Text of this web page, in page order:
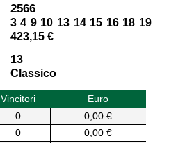
2566
3 4 9 10 13 14 15 16 18 19
423,15 €
13
Classico
Vincitori
Euro
0
0,00 €
0
0,00 €